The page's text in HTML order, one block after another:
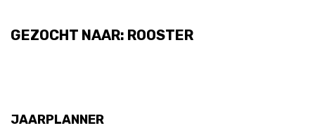
GEZOCHT NAAR: ROOSTER
JAARPLANNER